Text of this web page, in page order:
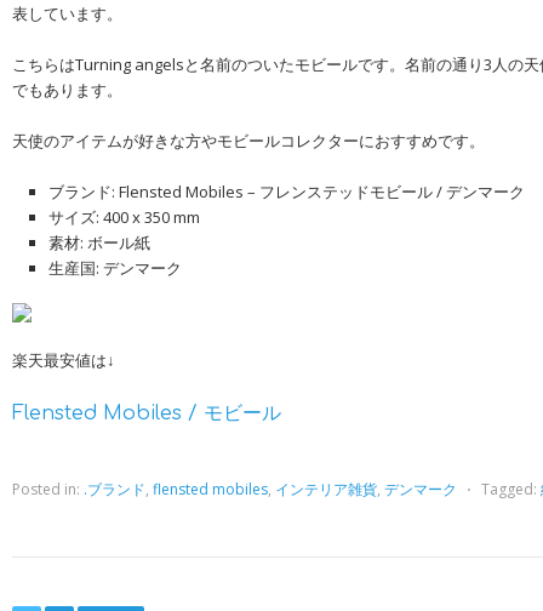
表しています。
こちらはTurning angelsと名前のついたモビールです。名前の通り3人の
でもあります。
天使のアイテムが好きな方やモビールコレクターにおすすめです。
ブランド: Flensted Mobiles – フレンステッドモビール / デンマーク
サイズ: 400 x 350 mm
素材: ボール紙
生産国: デンマーク
楽天最安値は↓
Flensted Mobiles / モビール
Posted in: .ブランド, flensted mobiles, インテリア雑貨, デンマーク ⋅ Tagged: